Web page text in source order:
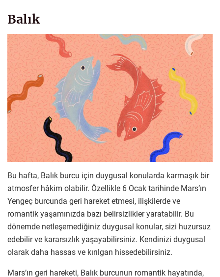
Balık
Bu hafta, Balık burcu için duygusal konularda karmaşık bir
atmosfer hâkim olabilir. Özellikle 6 Ocak tarihinde Mars’ın
Yengeç burcunda geri hareket etmesi, ilişkilerde ve
romantik yaşamınızda bazı belirsizlikler yaratabilir. Bu
dönemde netleşemediğiniz duygusal konular, sizi huzursuz
edebilir ve kararsızlık yaşayabilirsiniz. Kendinizi duygusal
olarak daha hassas ve kırılgan hissedebilirsiniz.
Mars’ın geri hareketi, Balık burcunun romantik hayatında,